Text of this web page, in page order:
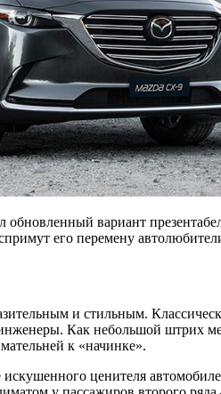
обновленный вариант
его перемену
и стильным.
Как небольшой штрих
к «начинке».
ценителя